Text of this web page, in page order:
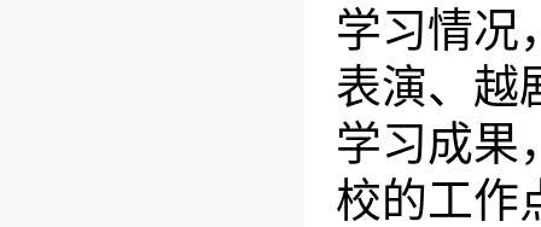
学习情况
表演、越
学习成果
校的工作